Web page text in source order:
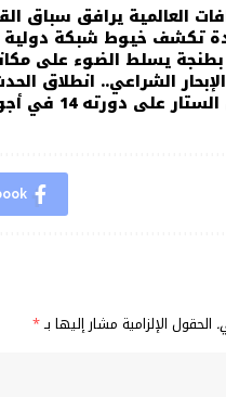
العالمية يرافق سباق
تكشف خيوط شبكة دولية
يسلط الضوء على
الشراعي.. انطلاق
14 في أجواء احتفالية مميزة
الحقول الإلزامية مشار إليها بـ*